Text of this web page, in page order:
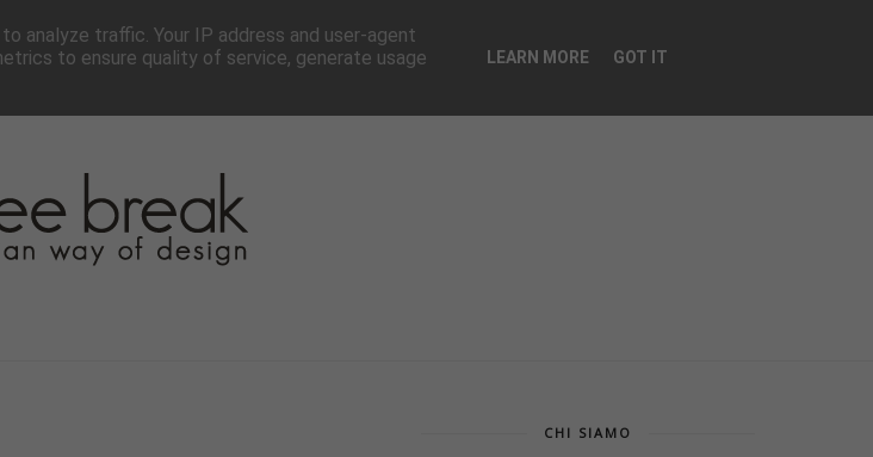
PAGINE▼ COLLABORA PRESS CONTATTI
CHI SIAMO
analyze traffic. Your IP address and user-agent
to ensure quality of service, generate usage
LEARN MORE GOT IT